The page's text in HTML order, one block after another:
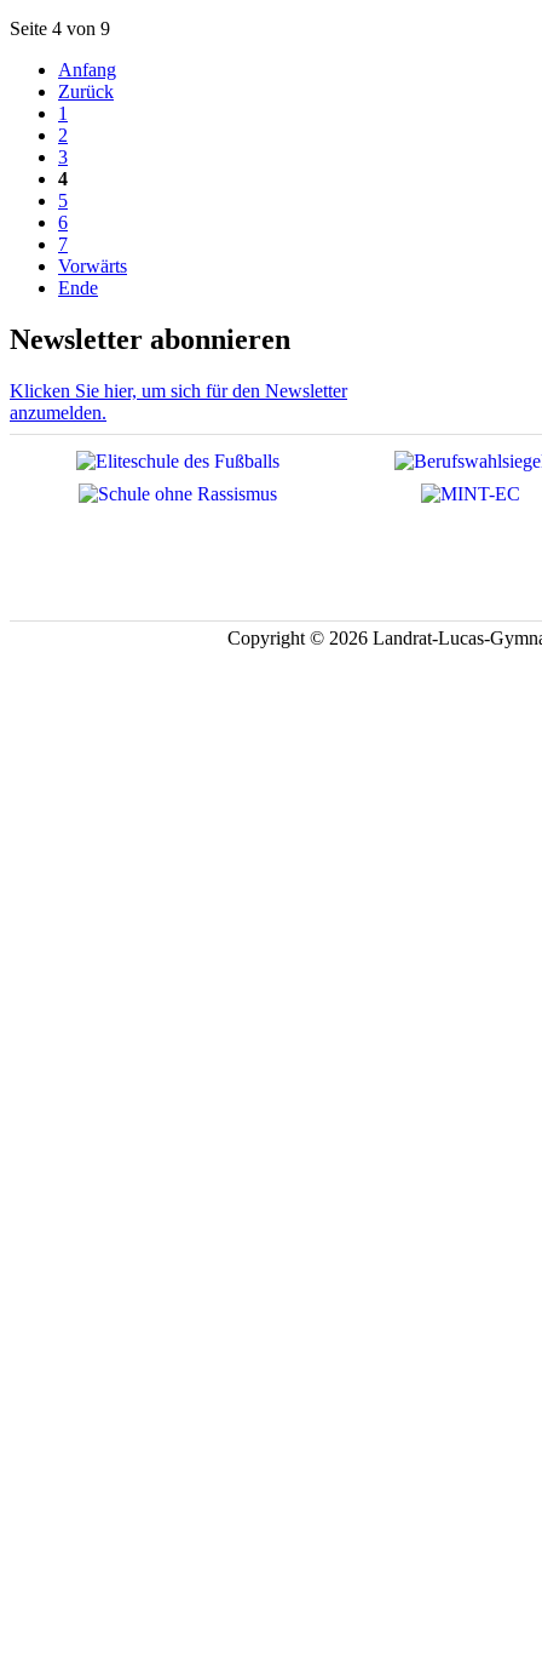
Seite 4 von 9
Anfang
Zurück
1
2
3
4
5
6
7
Vorwärts
Ende
Newsletter abonnieren
Klicken Sie hier, um sich für den Newsletter
anzumelden.
Copyright © 2026 Landrat-Lucas-